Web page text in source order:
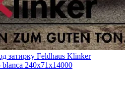
затирку Feldhaus Klinker
240х71х14000